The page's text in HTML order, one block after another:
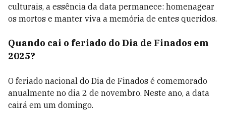
culturais, a essência da data permanece: homenagear
os mortos e manter viva a memória de entes queridos.
Quando cai o feriado do Dia de Finados em
2025?
O feriado nacional do Dia de Finados é comemorado
anualmente no dia 2 de novembro. Neste ano, a data
cairá em um domingo.